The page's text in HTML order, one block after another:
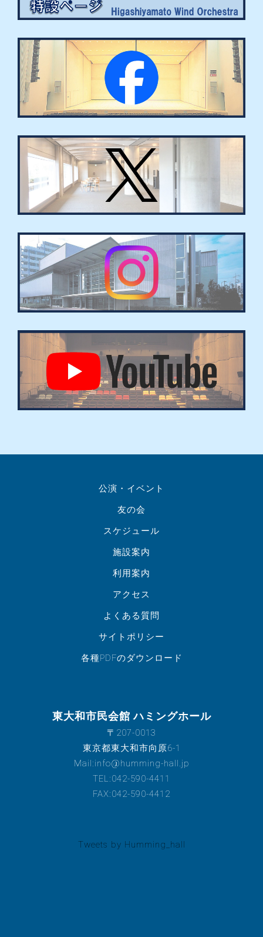
公演・イベント
友の会
スケジュール
施設案内
利用案内
アクセス
よくある質問
サイトポリシー
各種PDFのダウンロード
東大和市民会館 ハミングホール
〒207-0013
東京都東大和市向原6-1
Mail:info@humming-hall.jp
TEL:042-590-4411
FAX:042-590-4412
Tweets by Humming_hall